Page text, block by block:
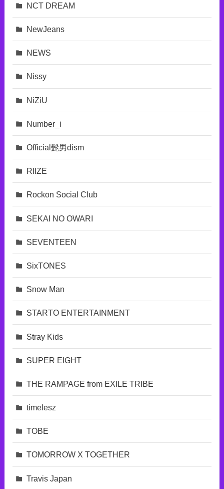
NCT DREAM
NewJeans
NEWS
Nissy
NiZiU
Number_i
Official髭男dism
RIIZE
Rockon Social Club
SEKAI NO OWARI
SEVENTEEN
SixTONES
Snow Man
STARTO ENTERTAINMENT
Stray Kids
SUPER EIGHT
THE RAMPAGE from EXILE TRIBE
timelesz
TOBE
TOMORROW X TOGETHER
Travis Japan